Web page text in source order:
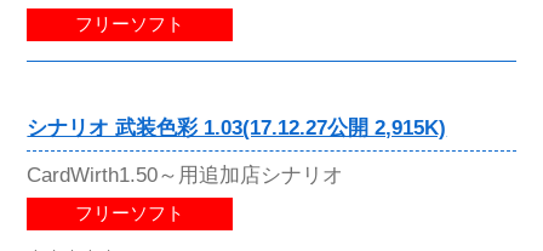
フリーソフト
シナリオ 武装色彩 1.03(17.12.27公開 2,915K)
CardWirth1.50～用追加店シナリオ
フリーソフト